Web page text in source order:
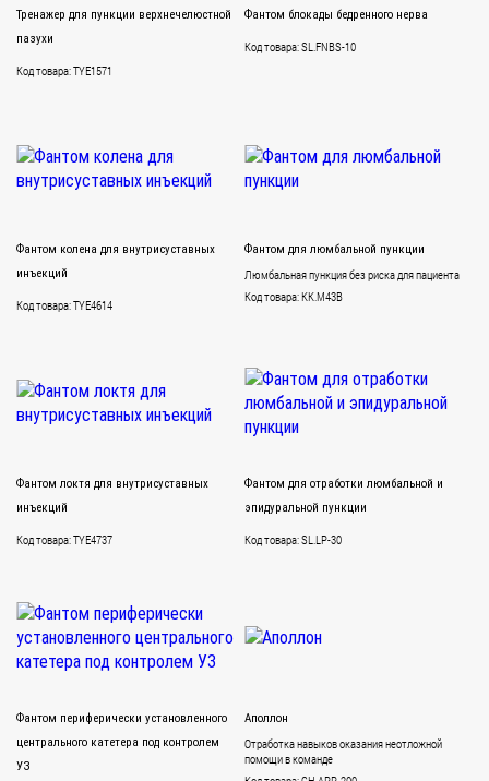
Тренажер для пункции верхнечелюстной
пазухи
Код товара: TYE1571
Фантом блокады бедренного нерва
Код товара: SL.FNBS-10
Фантом колена для внутрисуставных
инъекций
Код товара: TYE4614
Фантом для люмбальной пункции
Люмбальная пункция без риска для пациента
Код товара: KK.M43B
Фантом локтя для внутрисуставных
инъекций
Код товара: TYE4737
Фантом для отработки люмбальной и
эпидуральной пункции
Код товара: SL.LP-30
Фантом периферически установленного
центрального катетера под контролем
УЗ
Аполлон
Отработка навыков оказания неотложной
помощи в команде